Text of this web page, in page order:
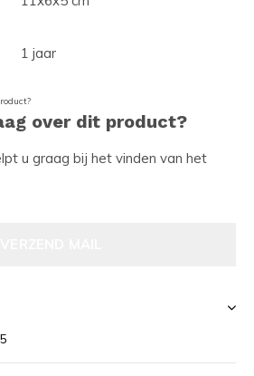
1 jaar
over dit product?
u graag bij het vinden van het